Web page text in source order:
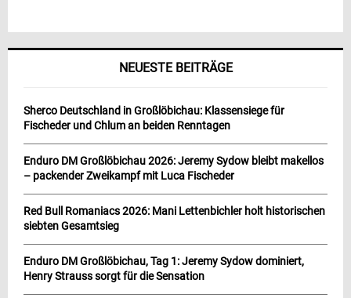
NEUESTE BEITRÄGE
Sherco Deutschland in Großlöbichau: Klassensiege für
Fischeder und Chlum an beiden Renntagen
Enduro DM Großlöbichau 2026: Jeremy Sydow bleibt makellos
– packender Zweikampf mit Luca Fischeder
Red Bull Romaniacs 2026: Mani Lettenbichler holt historischen
siebten Gesamtsieg
Enduro DM Großlöbichau, Tag 1: Jeremy Sydow dominiert,
Henry Strauss sorgt für die Sensation